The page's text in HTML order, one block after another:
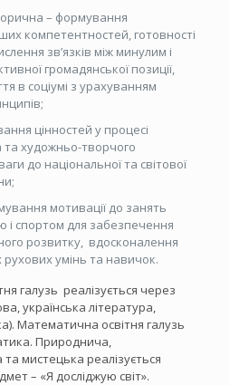
– формування
компетентностей, готовності
зв’язків між минулим і
громадянської позиції,
в соціумі з урахуванням
цінностей у процесі
та художньо-творчого
до національної та світової
мотивації до занять
і спортом для забезпечення
розвитку, вдосконалення
умінь та навичок.
галузь реалізується через
українська література,
Математична освітня галузь
Природнича,
мистецька реалізується
– «Я досліджую світ».